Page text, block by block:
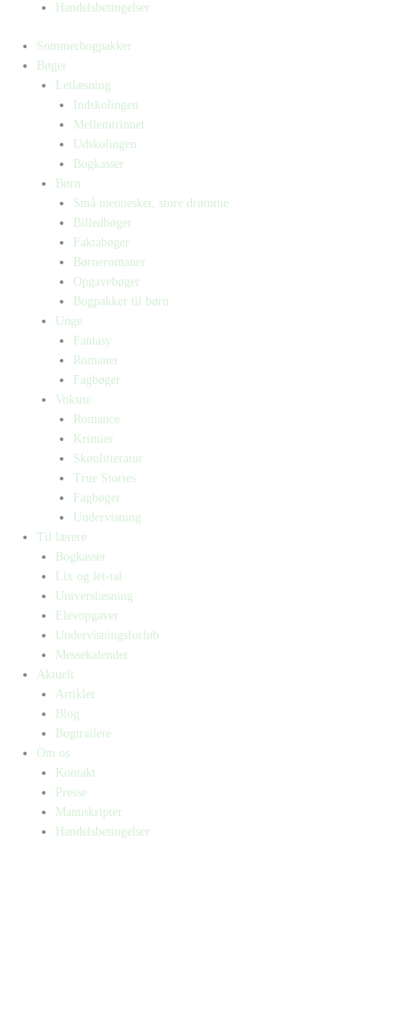
Handelsbetingelser
Sommerbogpakker
Bøger
Letlæsning
Indskolingen
Mellemtrinnet
Udskolingen
Bogkasser
Børn
Små mennesker, store drømme
Billedbøger
Faktabøger
Børneromaner
Opgavebøger
Bogpakker til børn
Unge
Fantasy
Romaner
Fagbøger
Voksne
Romance
Krimier
Skønlitteratur
True Stories
Fagbøger
Undervisning
Til lærere
Bogkasser
Lix og let-tal
Universlæsning
Elevopgaver
Undervisningsforløb
Messekalender
Aktuelt
Artikler
Blog
Bogtrailere
Om os
Kontakt
Presse
Manuskripter
Handelsbetingelser